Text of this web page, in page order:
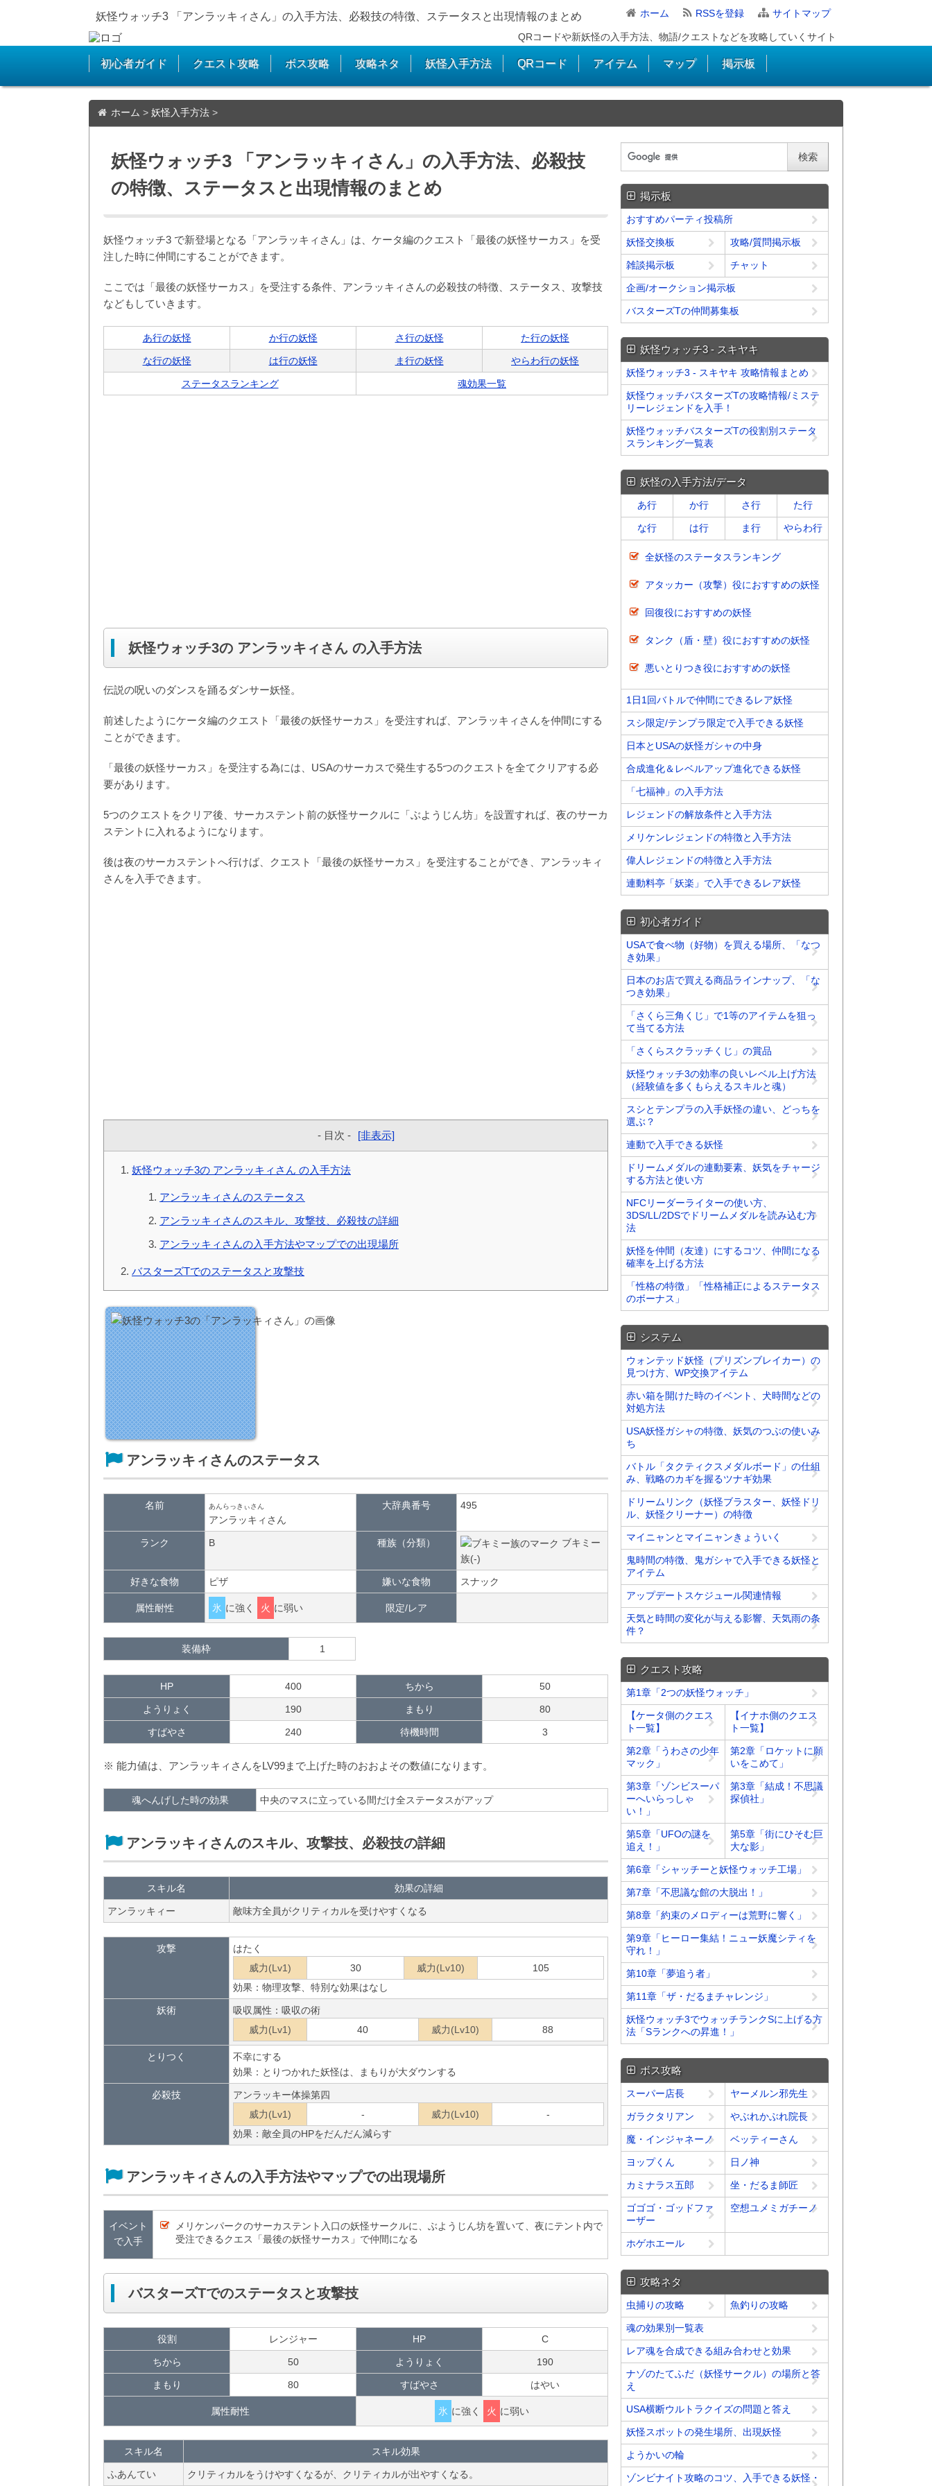
妖怪ウォッチ3 「アンラッキィさん」の入手方法、必殺技の特徴、ステータスと出現情報のまとめ ホーム RSSを登録 サイトマップ
QRコードや新妖怪の入手方法、物語/クエストなどを攻略していくサイト
初心者ガイド クエスト攻略 ボス攻略 攻略ネタ 妖怪入手方法 QRコード アイテム マップ 掲示板
ホーム > 妖怪入手方法 >
妖怪ウォッチ3 「アンラッキィさん」の入手方法、必殺技
の特徴、ステータスと出現情報のまとめ
妖怪ウォッチ3 で新登場となる「アンラッキィさん」は、ケータ編のクエスト「最後の妖怪サーカス」を受
注した時に仲間にすることができます。
ここでは「最後の妖怪サーカス」を受注する条件、アンラッキィさんの必殺技の特徴、ステータス、攻撃技
などもしていきます。
あ行の妖怪 か行の妖怪 さ行の妖怪 た行の妖怪
な行の妖怪 は行の妖怪 ま行の妖怪 やらわ行の妖怪
ステータスランキング 魂効果一覧
妖怪ウォッチ3の アンラッキィさん の入手方法
伝説の呪いのダンスを踊るダンサー妖怪。
前述したようにケータ編のクエスト「最後の妖怪サーカス」を受注すれば、アンラッキィさんを仲間にする
ことができます。
「最後の妖怪サーカス」を受注する為には、USAのサーカスで発生する5つのクエストを全てクリアする必
要があります。
5つのクエストをクリア後、サーカステント前の妖怪サークルに「ぶようじん坊」を設置すれば、夜のサーカ
ステントに入れるようになります。
後は夜のサーカステントへ行けば、クエスト「最後の妖怪サーカス」を受注することができ、アンラッキィ
さんを入手できます。
- 目次 - [非表示]
妖怪ウォッチ3の アンラッキィさん の入手方法
アンラッキィさんのステータス
アンラッキィさんのスキル、攻撃技、必殺技の詳細
アンラッキィさんの入手方法やマップでの出現場所
バスターズTでのステータスと攻撃技
アンラッキィさんのステータス
名前 あんらっきぃさん
アンラッキィさん
大辞典番号 495
ランク B 種族（分類）
ブキミー
族(-)
好きな食物 ピザ 嫌いな食物 スナック
属性耐性 氷 に強く 火 に弱い 限定/レア
装備枠 1
HP 400 ちから 50
ようりょく 190 まもり 80
すばやさ 240 待機時間 3
※ 能力値は、アンラッキィさんをLV99まで上げた時のおおよその数値になります。
魂へんげした時の効果 中央のマスに立っている間だけ全ステータスがアップ
アンラッキィさんのスキル、攻撃技、必殺技の詳細
スキル名 効果の詳細
アンラッキィー 敵味方全員がクリティカルを受けやすくなる
攻撃
はたく
威力(Lv1)
30 威力(Lv10)
105
効果：物理攻撃、特別な効果はなし
妖術
吸収属性：吸収の術
威力(Lv1)
40 威力(Lv10) 88
とりつく
不幸にする
効果：とりつかれた妖怪は、まもりが大ダウンする
必殺技
アンラッキー体操第四
威力(Lv1)
- 威力(Lv10)
-
効果：敵全員のHPをだんだん減らす
アンラッキィさんの入手方法やマップでの出現場所
イベント
で入手
メリケンパークのサーカステント入口の妖怪サークルに、ぶようじん坊を置いて、夜にテント内で
受注できるクエス「最後の妖怪サーカス」で仲間になる
バスターズTでのステータスと攻撃技
役割 レンジャー HP C
ちから 50 ようりょく 190
まもり 80 すばやさ はやい
属性耐性 氷 に強く 火 に弱い
スキル名 スキル効果
ふあんてい クリティカルをうけやすくなるが、クリティカルが出やすくなる。
掲示板
おすすめパーティ投稿所
妖怪交換板 攻略/質問掲示板
雑談掲示板 チャット
企画/オークション掲示板
バスターズTの仲間募集板
妖怪ウォッチ3 - スキヤキ
妖怪ウォッチ3 - スキヤキ 攻略情報まとめ
妖怪ウォッチバスターズTの攻略情報/ミステ
リーレジェンドを入手！
妖怪ウォッチバスターズTの役割別ステータ
スランキング一覧表
妖怪の入手方法/データ
あ行 か行 さ行 た行
な行 は行 ま行 やらわ行
全妖怪のステータスランキング
アタッカー（攻撃）役におすすめの妖怪
回復役におすすめの妖怪
タンク（盾・壁）役におすすめの妖怪
悪いとりつき役におすすめの妖怪
1日1回バトルで仲間にできるレア妖怪
スシ限定/テンプラ限定で入手できる妖怪
日本とUSAの妖怪ガシャの中身
合成進化＆レベルアップ進化できる妖怪
「七福神」の入手方法
レジェンドの解放条件と入手方法
メリケンレジェンドの特徴と入手方法
偉人レジェンドの特徴と入手方法
連動料亭「妖楽」で入手できるレア妖怪
初心者ガイド
USAで食べ物（好物）を買える場所、「なつ
き効果」
日本のお店で買える商品ラインナップ、「な
つき効果」
「さくら三角くじ」で1等のアイテムを狙っ
て当てる方法
「さくらスクラッチくじ」の賞品
妖怪ウォッチ3の効率の良いレベル上げ方法
（経験値を多くもらえるスキルと魂）
スシとテンプラの入手妖怪の違い、どっちを
選ぶ？
連動で入手できる妖怪
ドリームメダルの連動要素、妖気をチャージ
する方法と使い方
NFCリーダーライターの使い方、
3DS/LL/2DSでドリームメダルを読み込む方
法
妖怪を仲間（友達）にするコツ、仲間になる
確率を上げる方法
「性格の特徴」「性格補正によるステータス
のボーナス」
システム
ウォンテッド妖怪（プリズンブレイカー）の
見つけ方、WP交換アイテム
赤い箱を開けた時のイベント、犬時間などの
対処方法
USA妖怪ガシャの特徴、妖気のつぶの使いみ
ち
バトル「タクティクスメダルボード」の仕組
み、戦略のカギを握るツナギ効果
ドリームリンク（妖怪ブラスター、妖怪ドリ
ル、妖怪クリーナー）の特徴
マイニャンとマイニャンきょういく
鬼時間の特徴、鬼ガシャで入手できる妖怪と
アイテム
アップデートスケジュール関連情報
天気と時間の変化が与える影響、天気雨の条
件？
クエスト攻略
第1章「2つの妖怪ウォッチ」
【ケータ側のクエス
ト一覧】
【イナホ側のクエス
ト一覧】
第2章「うわさの少年
マック」
第2章「ロケットに願
いをこめて」
第3章「ゾンビスーパ
ーへいらっしゃ
い！」
第3章「結成！不思議
探偵社」
第5章「UFOの謎を
追え！」
第5章「街にひそむ巨
大な影」
第6章「シャッチーと妖怪ウォッチ工場」
第7章「不思議な館の大脱出！」
第8章「約束のメロディーは荒野に響く」
第9章「ヒーロー集結！ニュー妖魔シティを
守れ！」
第10章「夢追う者」
第11章「ザ・だるまチャレンジ」
妖怪ウォッチ3でウォッチランクSに上げる方
法「Sランクへの昇進！」
ボス攻略
スーパー店長 ヤーメルン邪先生
ガラクタリアン やぶれかぶれ院長
魔・インジャネーノ ベッティーさん
ヨップくん 日ノ神
カミナラス五郎 坐・だるま師匠
ゴゴゴ・ゴッドファ
ーザー
空想ユメミガチーノ
ホゲホエール
攻略ネタ
虫捕りの攻略 魚釣りの攻略
魂の効果別一覧表
レア魂を合成できる組み合わせと効果
ナゾのたてふだ（妖怪サークル）の場所と答
え
USA横断ウルトラクイズの問題と答え
妖怪スポットの発生場所、出現妖怪
ようかいの輪
ゾンビナイト攻略のコツ、入手できる妖怪・